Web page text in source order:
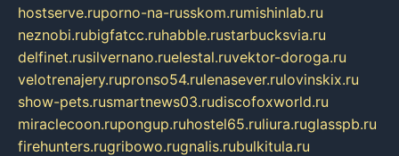
hostserve.ruporno-na-russkom.rumishinlab.ru
neznobi.rubigfatcc.ruhabble.rustarbucksvia.ru
delfinet.rusilvernano.ruelestal.ruvektor-doroga.ru
velotrenajery.rupronso54.rulenasever.rulovinskix.ru
show-pets.rusmartnews03.rudiscofoxworld.ru
miraclecoon.rupongup.ruhostel65.ruliura.ruglasspb.ru
firehunters.rugribowo.rugnalis.rubulkitula.ru